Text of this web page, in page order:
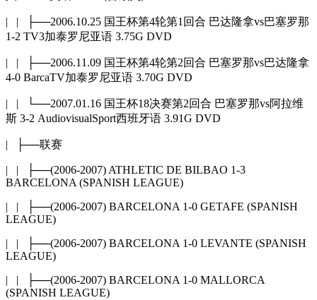
| | ├──2006.10.25 国王杯第4轮第1回合 巴达隆拿vs巴塞罗那
1-2 TV3加泰罗尼亚语 3.75G DVD
| | ├──2006.11.09 国王杯第4轮第2回合 巴塞罗那vs巴达隆拿
4-0 BarcaTV加泰罗尼亚语 3.70G DVD
| | └──2007.01.16 国王杯18决赛第2回合 巴塞罗那vs阿拉维
斯 3-2 AudiovisualSport西班牙语 3.91G DVD
| ├──联赛
| | ├──(2006-2007) ATHLETIC DE BILBAO 1-3
BARCELONA (SPANISH LEAGUE)
| | ├──(2006-2007) BARCELONA 1-0 GETAFE (SPANISH
LEAGUE)
| | ├──(2006-2007) BARCELONA 1-0 LEVANTE (SPANISH
LEAGUE)
| | ├──(2006-2007) BARCELONA 1-0 MALLORCA
(SPANISH LEAGUE)